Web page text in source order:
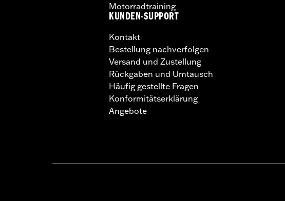
Motorradtraining
KUNDEN-SUPPORT
Kontakt
Bestellung nachverfolgen
Versand und Zustellung
Rückgaben und Umtausch
Häufig gestellte Fragen
Konformitätserklärung
Angebote